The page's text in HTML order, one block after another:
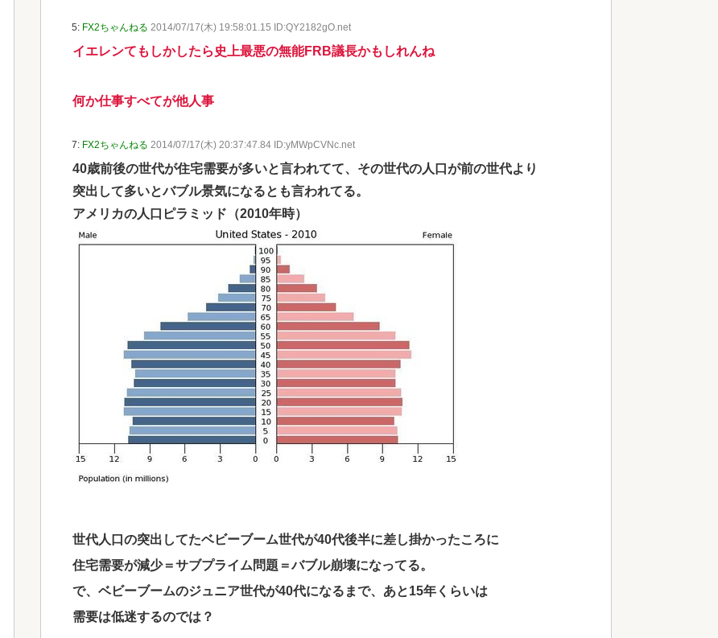
5: FX2ちゃんねる 2014/07/17(木) 19:58:01.15 ID:QY2182gO.net
イエレンてもしかしたら史上最悪の無能FRB議長かもしれんね
何か仕事すべてが他人事
7: FX2ちゃんねる 2014/07/17(木) 20:37:47.84 ID:yMWpCVNc.net
40歳前後の世代が住宅需要が多いと言われてて、その世代の人口が前の世代より
突出して多いとバブル景気になるとも言われてる。
アメリカの人口ピラミッド（2010年時）
世代人口の突出してたベビーブーム世代が40代後半に差し掛かったころに
住宅需要が減少＝サブプライム問題＝バブル崩壊になってる。
で、ベビーブームのジュニア世代が40代になるまで、あと15年くらいは
需要は低迷するのでは？